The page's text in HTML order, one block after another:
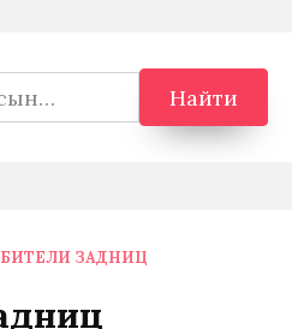
Найти
ЗАДНИЦ